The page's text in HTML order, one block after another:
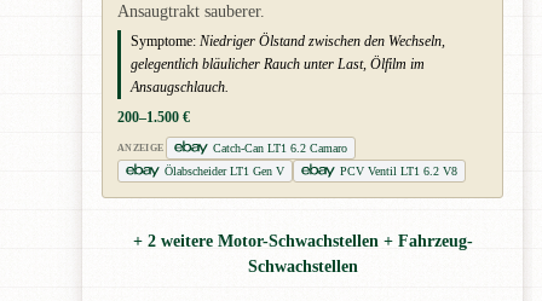
Ansaugtrakt sauberer.
Symptome: Niedriger Ölstand zwischen den Wechseln,
gelegentlich bläulicher Rauch unter Last, Ölfilm im
Ansaugschlauch.
200–1.500 €
ANZEIGE
Catch-Can LT1 6.2 Camaro
Ölabscheider LT1 Gen V
PCV Ventil LT1 6.2 V8
+ 2 weitere Motor-Schwachstellen + Fahrzeug-
Schwachstellen